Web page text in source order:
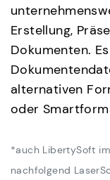
Erstellung,
Dokumenten.
alternativen
oder
*auch LibertySoft
nachfolgend